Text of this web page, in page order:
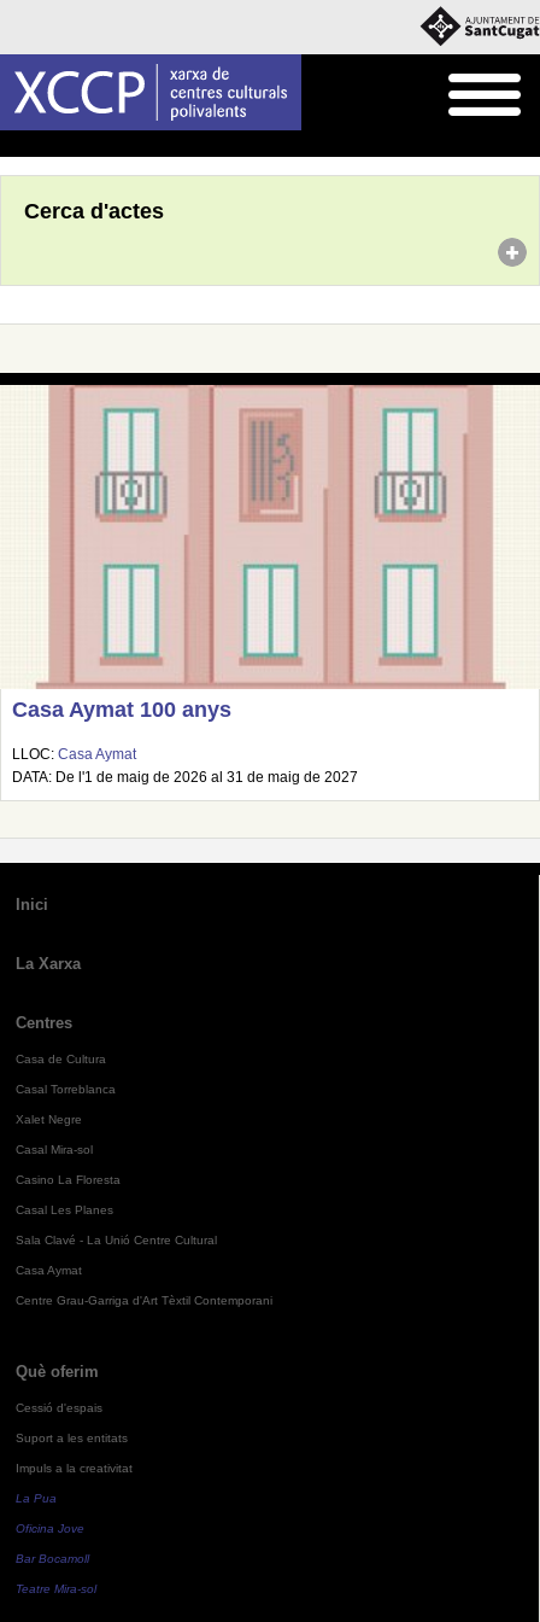
Cerca d'actes
Casa Aymat 100 anys
LLOC: Casa Aymat
DATA: De l'1 de maig de 2026 al 31 de maig de 2027
Inici
La Xarxa
Centres
Casa de Cultura
Casal Torreblanca
Xalet Negre
Casal Mira-sol
Casino La Floresta
Casal Les Planes
Sala Clavé - La Unió Centre Cultural
Casa Aymat
Centre Grau-Garriga d'Art Tèxtil Contemporani
Què oferim
Cessió d'espais
Suport a les entitats
Impuls a la creativitat
La Pua
Oficina Jove
Bar Bocamoll
Teatre Mira-sol